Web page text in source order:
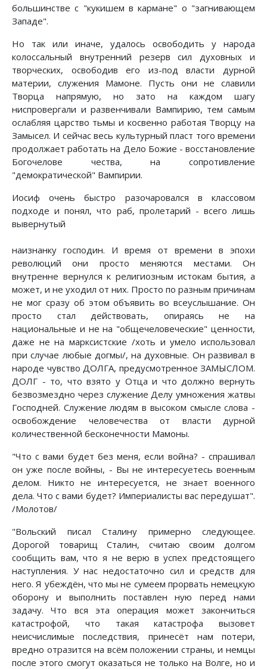
большинстве с "кукишем в кармане" о "загнивающем
Западе".
Но так или иначе, удалось освободить у народа
колоссальный внутренний резерв сил духовных и
творческих, освободив его из-под власти дурной
материи, служения Мамоне. Пусть они не славили
Творца напрямую, но зато на каждом шагу
ниспровергали и развенчивали Вампирию, тем самым
ослабляя царство тьмы и косвенно работая Творцу на
Замысел. И сейчас весь культурный пласт того времени
продолжает работать на Дело Божие - восстановление
Богочелове чества, на сопротивление
"демократической" Вампирии.
Иосиф очень быстро разочаровался в классовом
подходе и понял, что раб, пролетарий - всего лишь
вывернутый
наизнанку господин. И время от времени в эпохи
революций они просто меняются местами. Он
внутренне вернулся к религиозным истокам бытия, а
может, и не уходил от них. Просто по разным причинам
не мог сразу об этом объявить во всеуслышание. Он
просто стал действовать, опираясь не на
национальные и не на "общечеловеческие" ценности,
даже не на марксистские /хоть и умело использовал
при случае любые догмы/, на духовные. Он развивал в
народе чувство ДОЛГА, предусмотренное ЗАМЫСЛОМ.
ДОЛГ - то, что взято у Отца и что должно вернуть
безвозмездно через служение Делу умножения жатвы
Господней. Служение людям в высоком смысле слова -
освобождение человечества от власти дурной
количественной бесконечности Мамоны.
"Что с вами будет без меня, если война? - спрашивал
он уже после войны, - Вы не интересуетесь военным
делом. Никто не интересуется, не знает военного
дела. Что с вами будет? Империалисты вас передушат".
/Молотов/
"Вольский писал Сталину примерно следующее.
Дорогой товарищ Сталин, считаю своим долгом
сообщить вам, что я не верю в успех предстоящего
наступления. У нас недостаточно сил и средств для
него. Я убеждён, что мы не сумеем прорвать немецкую
оборону и выполнить поставлен ную перед нами
задачу. Что вся эта операция может закончиться
катастрофой, что такая катастрофа вызовет
неисчислимые последствия, принесёт нам потери,
вредно отразится на всём положении страны, и немцы
после этого смогут оказаться не только на Волге, но и